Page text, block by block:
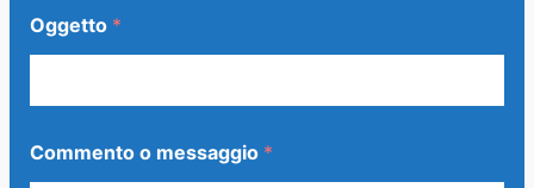
Oggetto *
Commento o messaggio *